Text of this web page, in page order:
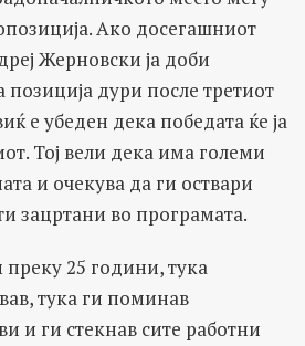
Ако досегашниот
Жерновски ја доби
позиција дури после третиот
е убеден дека победата ќе ја
Тој вели дека има големи
и очекува да ги оствари
зацртани во програмата.
25 години, тука
тука ги поминав
и ги стекнав сите работни